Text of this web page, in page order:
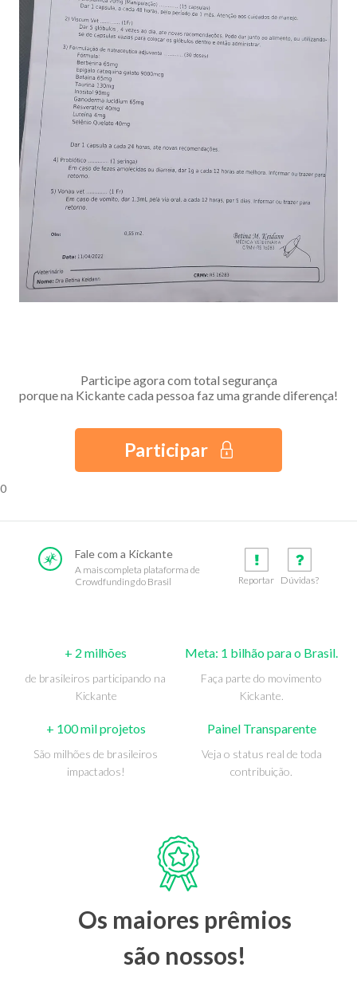
Participe agora com total segurança
porque na Kickante cada pessoa faz uma grande diferença!
Participar
0
Fale com a Kickante
A mais completa plataforma de
Crowdfunding do Brasil
Reportar Dúvidas?
+ 2 milhões
de brasileiros participando na
Kickante
Meta: 1 bilhão para o Brasil.
Faça parte do movimento
Kickante.
+ 100 mil projetos
São milhões de brasileiros
impactados!
Painel Transparente
Veja o status real de toda
contribuição.
Os maiores prêmios
são nossos!